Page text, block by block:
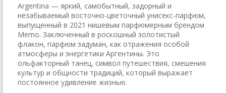
Argentina — яркий, самобытный, задорный и
незабываемый восточно-цветочный унисекс-парфюм,
выпущенный в 2021 нишевым парфюмерным брендом
Memo. Заключенный в роскошный золотистый
флакон, парфюм задуман, как отражения особой
атмосферы и энергетики Аргентины. Это
ольфакторный танец, символ путешествия, смешения
культур и общности традиций, который выражает
постоянное удивление жизнью.